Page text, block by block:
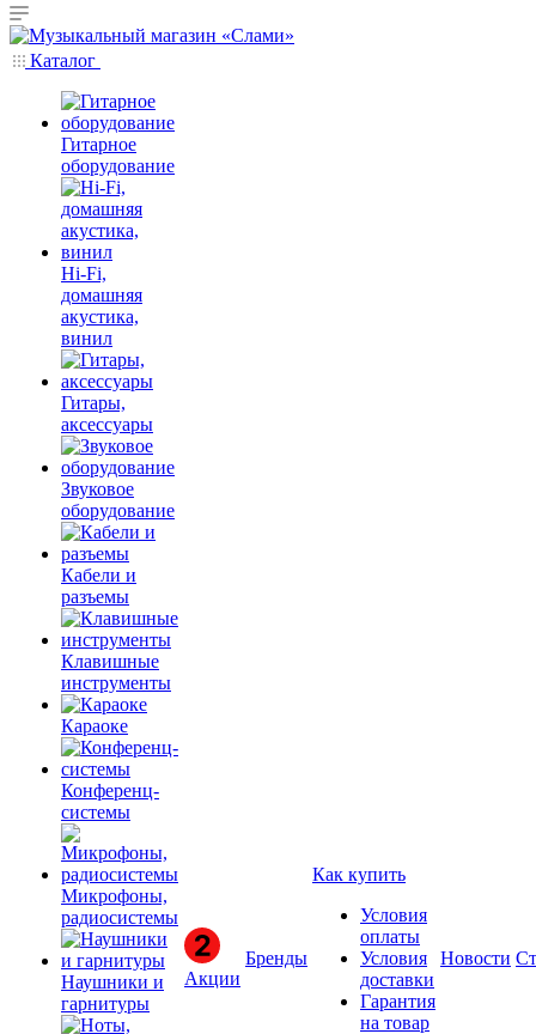
Каталог
Гитарное
оборудование
Hi-Fi,
домашняя
акустика,
винил
Гитары,
аксессуары
Звуковое
оборудование
Кабели и
разъемы
Клавишные
инструменты
Караоке
Конференц-
системы
Микрофоны,
радиосистемы
Наушники и
гарнитуры
Акции
Бренды
Как купить
Условия
оплаты
Условия
доставки
Гарантия
на товар
Новости